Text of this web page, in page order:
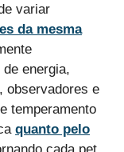
variar
da mesma
energia,
observadores e
temperamento
quanto pelo
cada pet